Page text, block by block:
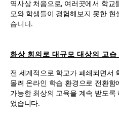
역사상 처음으로, 여러곳에서 학교
모와 학생들이 경험해보지 못한
습니다.
화상 회의로 대규모 대상의 교습
전 세계적으로 학교가 폐쇄되면서
몰려 온라인 학습 환경으로 전환
가능한 최상의 교육을 계속 받도록
었습니다.